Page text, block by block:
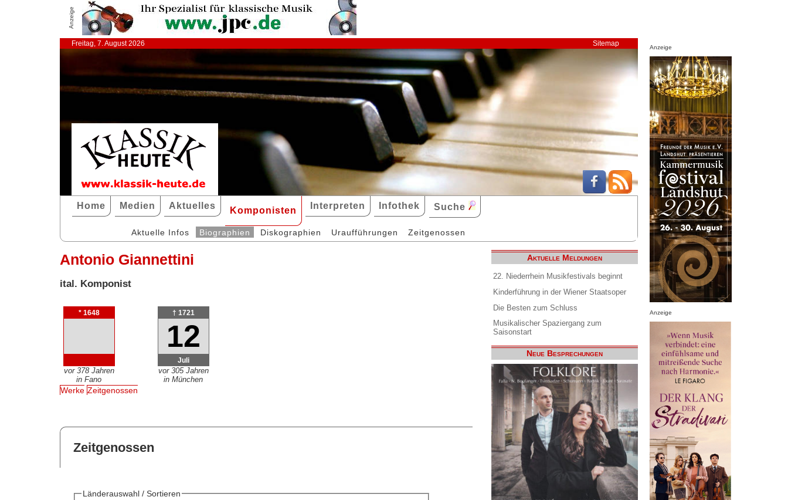
Anzeige
Freitag, 7. August 2026 Sitemap
Home Medien Aktuelles Komponisten Interpreten Infothek Suche
Aktuelle Infos Biographien Diskographien Uraufführungen Zeitgenossen
Antonio Giannettini
ital. Komponist
* 1648
vor 378 Jahren
in Fano
† 1721
12
Juli
vor 305 Jahren
in München
Werke Zeitgenossen
Zeitgenossen
Länderauswahl / Sortieren
Aktuelle Meldungen
22. Niederrhein Musikfestivals beginnt
Kinderführung in der Wiener Staatsoper
Die Besten zum Schluss
Musikalischer Spaziergang zum
Saisonstart
Neue Besprechungen
Anzeige
Anzeige